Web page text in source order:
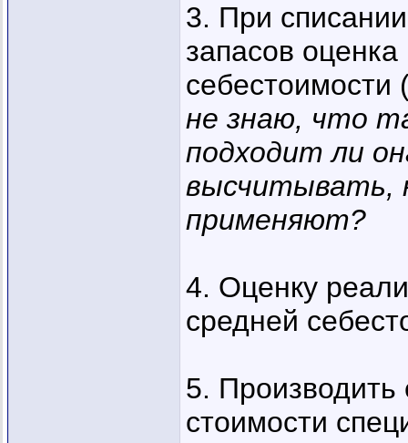
3. При
запасов
себестоимости
не знаю, что
подходит ли
высчитывать,
применяют?
4. Оценку
средней
5.
стоимости